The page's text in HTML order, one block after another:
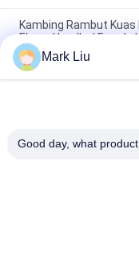
Kambing Rambut
Ebony Handle / Ferrule
Kuas makeup bubuk
XGF Coklat Tua yang
Luxury Artist
Mark Liu
Good day, what